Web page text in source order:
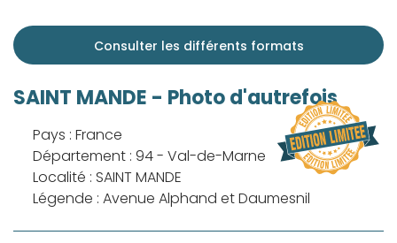
Consulter les différents formats
SAINT MANDE - Photo d'autrefois
Pays : France
Département : 94 - Val-de-Marne
Localité : SAINT MANDE
Légende : Avenue Alphand et Daumesnil